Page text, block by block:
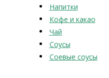
Напитки
Кофе и какао
Чай
Соусы
Соевые соусы